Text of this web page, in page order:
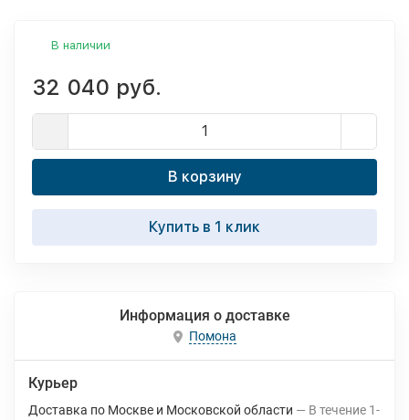
В наличии
32 040 руб.
В корзину
Купить в 1 клик
Информация о доставке
Помона
Курьер
Доставка по Москве и Московской области В течение 1-